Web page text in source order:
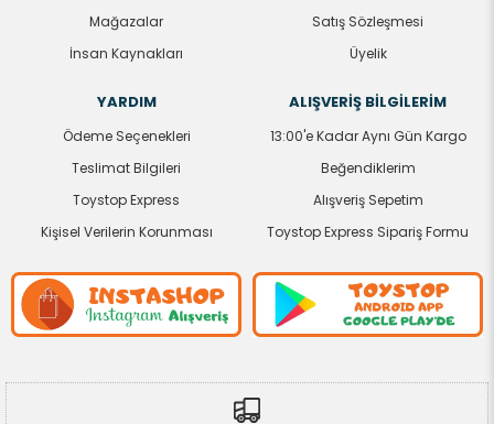
Mağazalar
İnsan Kaynakları
Satış Sözleşmesi
Üyelik
YARDIM
Ödeme Seçenekleri
Teslimat Bilgileri
Toystop Express
Kişisel Verilerin Korunması
ALIŞVERİŞ BİLGİLERİM
13:00'e Kadar Aynı Gün Kargo
Beğendiklerim
Alışveriş Sepetim
Toystop Express Sipariş Formu